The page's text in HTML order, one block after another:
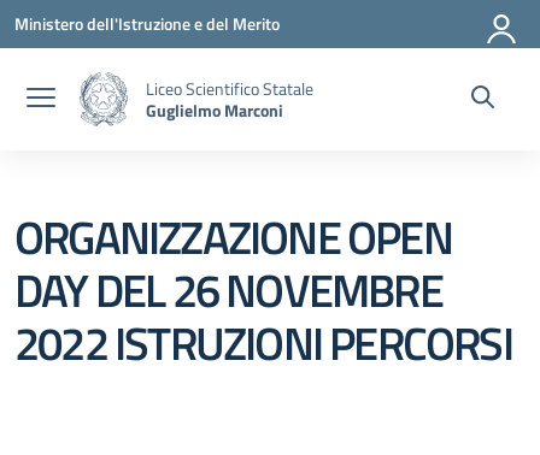
Vai ai contenuti
Vai al menu di navigazione
Vai al footer
Ministero dell'Istruzione e del Merito
Liceo Scientifico Statale
Guglielmo Marconi
ORGANIZZAZIONE OPEN
DAY DEL 26 NOVEMBRE
2022 ISTRUZIONI PERCORSI